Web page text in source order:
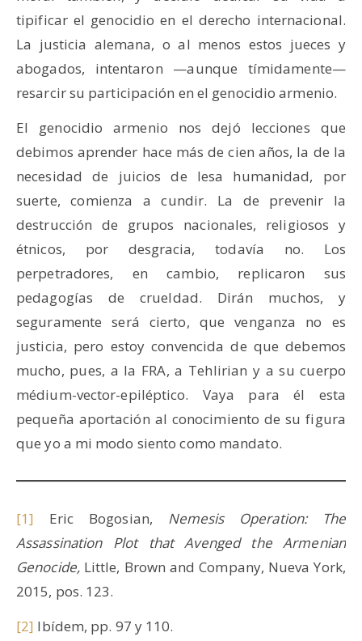
tipificar el genocidio en el derecho internacional.
La justicia alemana, o al menos estos jueces y
abogados, intentaron —aunque tímidamente—
resarcir su participación en el genocidio armenio.
El genocidio armenio nos dejó lecciones que
debimos aprender hace más de cien años, la de la
necesidad de juicios de lesa humanidad, por
suerte, comienza a cundir. La de prevenir la
destrucción de grupos nacionales, religiosos y
étnicos, por desgracia, todavía no. Los
perpetradores, en cambio, replicaron sus
pedagogías de crueldad. Dirán muchos, y
seguramente será cierto, que venganza no es
justicia, pero estoy convencida de que debemos
mucho, pues, a la FRA, a Tehlirian y a su cuerpo
médium-vector-epiléptico. Vaya para él esta
pequeña aportación al conocimiento de su figura
que yo a mi modo siento como mandato.
[1] Eric Bogosian, Nemesis Operation: The
Assassination Plot that Avenged the Armenian
Genocide, Little, Brown and Company, Nueva York,
2015, pos. 123.
[2] Ibídem, pp. 97 y 110.